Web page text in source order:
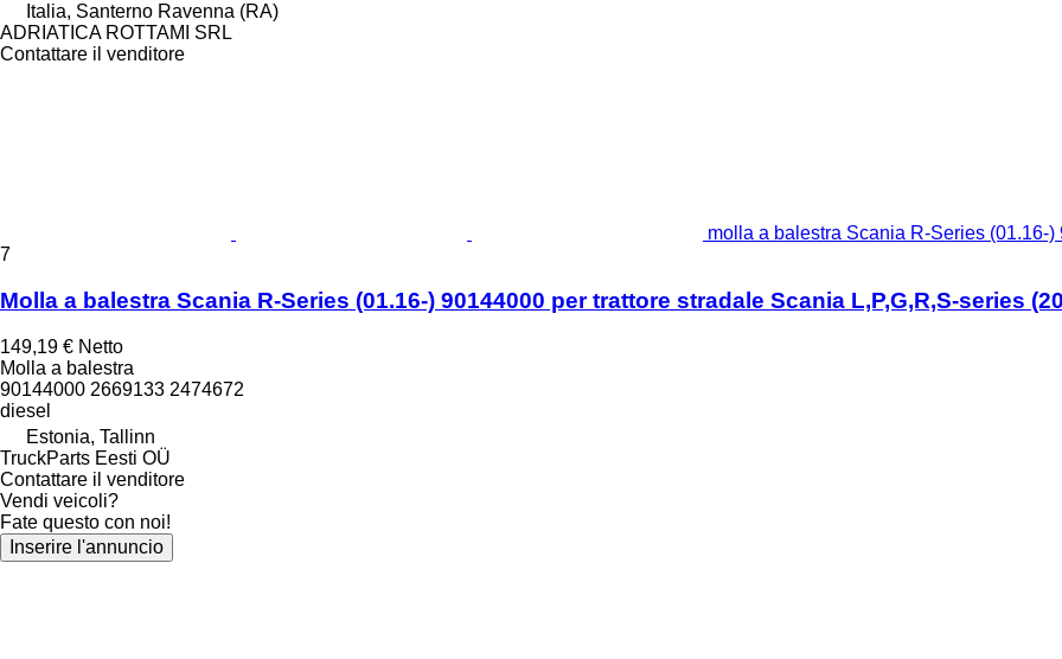
Italia, Santerno Ravenna (RA)
ADRIATICA ROTTAMI SRL
Contattare il venditore
molla a balestra Scania R-Series (01.16-
7
Molla a balestra Scania R-Series (01.16-) 90144000 per trattore stradale Scania L,P,G,R,S-series
149,19 € Netto
Molla a balestra
90144000 2669133 2474672
diesel
Estonia, Tallinn
TruckParts Eesti OÜ
Contattare il venditore
Vendi veicoli?
Fate questo con noi!
Inserire l'annuncio